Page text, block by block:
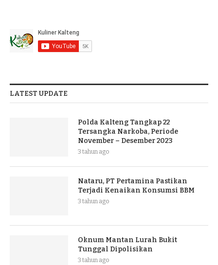
LATEST UPDATE
Polda Kalteng Tangkap 22
Tersangka Narkoba, Periode
November – Desember 2023
3 tahun ago
Nataru, PT Pertamina Pastikan
Terjadi Kenaikan Konsumsi BBM
3 tahun ago
Oknum Mantan Lurah Bukit
Tunggal Dipolisikan
3 tahun ago